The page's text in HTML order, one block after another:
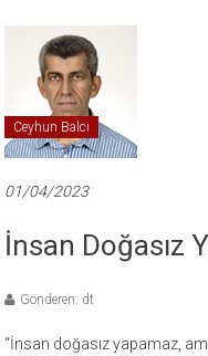
Ceyhun Balcı
01/04/2023
İnsan Doğasız
Gönderen: dt
“İnsan doğasız yapamaz,